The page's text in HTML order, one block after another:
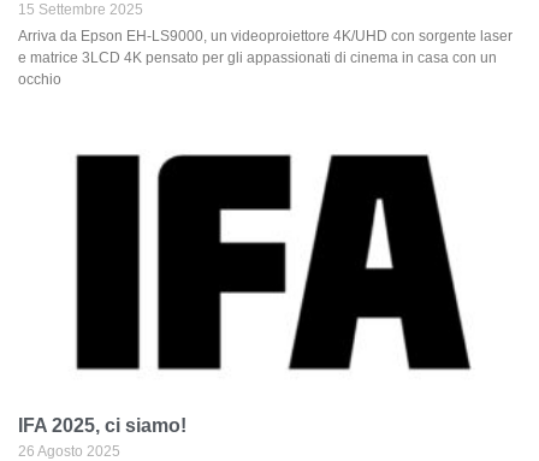
15 Settembre 2025
Arriva da Epson EH-LS9000, un videoproiettore 4K/UHD con sorgente laser
e matrice 3LCD 4K pensato per gli appassionati di cinema in casa con un
occhio
IFA 2025, ci siamo!
26 Agosto 2025